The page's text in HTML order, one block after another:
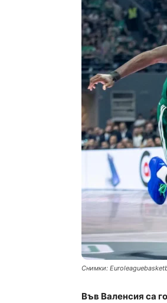
Снимки:
Във Валенсия са